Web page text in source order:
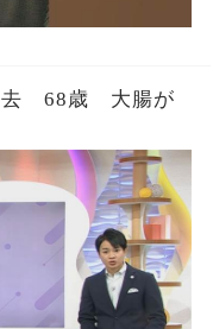
去 68歳 大腸が